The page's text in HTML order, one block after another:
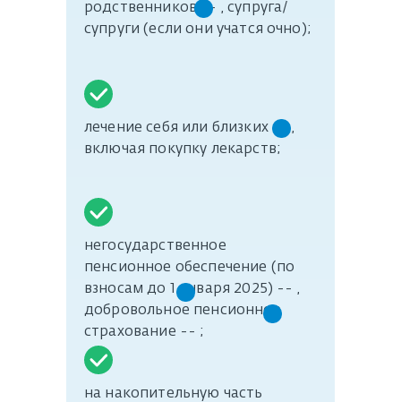
родственников -- , супруга/
супруги (если они учатся очно);
лечение себя или близких -- ,
включая покупку лекарств;
негосударственное
пенсионное обеспечение (по
взносам до 1 января 2025) -- ,
добровольное пенсионное
страхование -- ;
на накопительную часть